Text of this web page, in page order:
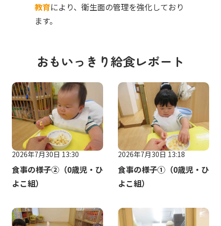
教育により、衛生面の管理を強化しており
ます。
おもいっきり給食レポート
2026年7月30日 13:30
食事の様子②（0歳児・ひ
よこ組）
2026年7月30日 13:18
食事の様子①（0歳児・ひ
よこ組）